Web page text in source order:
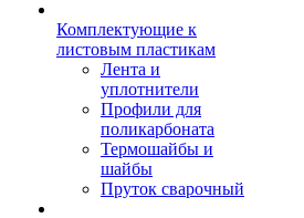
Комплектующие к
листовым пластикам
Лента и
уплотнители
Профили для
поликарбоната
Термошайбы и
шайбы
Пруток сварочный